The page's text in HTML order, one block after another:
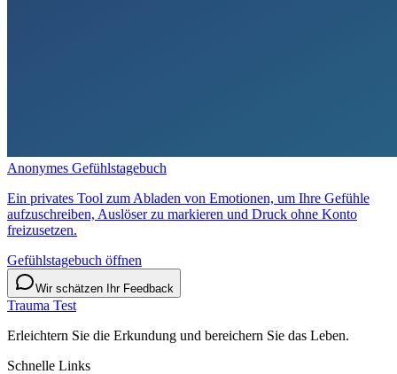
Anonymes Gefühlstagebuch
Ein privates Tool zum Abladen von Emotionen, um Ihre Gefühle
aufzuschreiben, Auslöser zu markieren und Druck ohne Konto
freizusetzen.
Gefühlstagebuch öffnen
Wir schätzen Ihr Feedback
Trauma Test
Erleichtern Sie die Erkundung und bereichern Sie das Leben.
Schnelle Links